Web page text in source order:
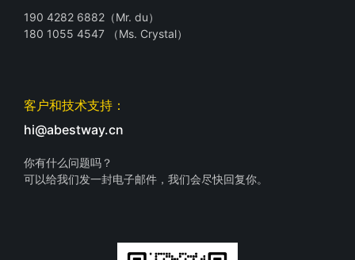
190 4282 6882（Mr. du）
180 1055 4547 （Ms. Crystal）
客户和技术支持：
hi@abestway.cn
你有什么问题吗？
可以给我们发一封电子邮件，我们会尽快回复你。